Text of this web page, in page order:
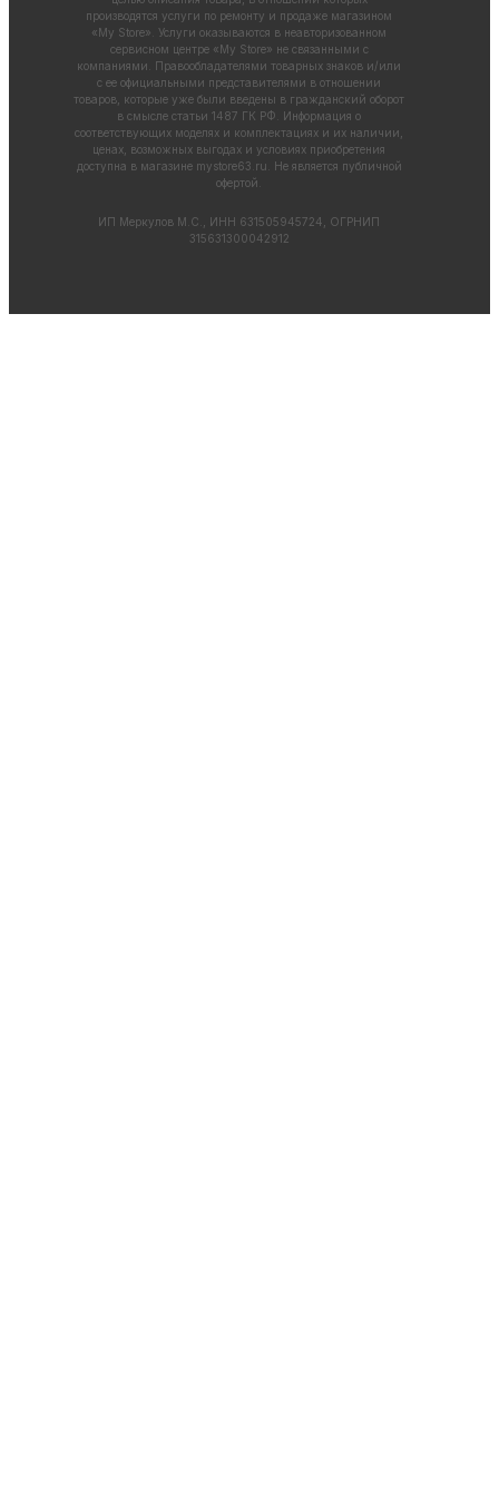
производятся услуги по ремонту и продаже магазином
«My Store». Услуги оказываются в неавторизованном
сервисном центре «My Store» не связанными с
компаниями. Правообладателями товарных знаков и/или
с ее официальными представителями в отношении
товаров, которые уже были введены в гражданский оборот
в смысле статьи 1487 ГК РФ. Информация о
соответствующих моделях и комплектациях и их наличии,
ценах, возможных выгодах и условиях приобретения
доступна в магазине mystore63.ru . Не является публичной
офертой.
ИП Меркулов М.С., ИНН 631505945724, ОГРНИП
315631300042912